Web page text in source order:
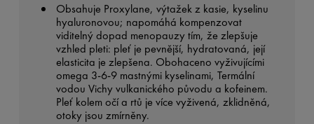
Obsahuje Proxylane, výtažek z kasie, kyselinu
hyaluronovou; napomáhá kompenzovat
viditelný dopad menopauzy tím, že zlepšuje
vzhled pleti: pleť je pevnější, hydratovaná, její
elasticita je zlepšena. Obohaceno vyživujícími
omega 3-6-9 mastnými kyselinami, Termální
vodou Vichy vulkanického původu a kofeinem.
Pleť kolem očí a rtů je více vyživená, zklidněná,
otoky jsou zmírněny.